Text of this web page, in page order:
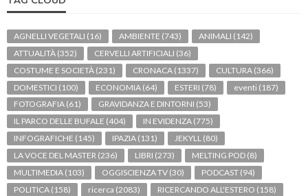
AGNELLI VEGETALI (16) AMBIENTE (743) ANIMALI (142)
ATTUALITÀ (352) CERVELLI ARTIFICIALI (36)
COSTUME E SOCIETÀ (231) CRONACA (1337) CULTURA (366)
DOMESTICI (100) ECONOMIA (64) ESTERI (78) eventi (187)
FOTOGRAFIA (61) GRAVIDANZA E DINTORNI (53)
IL PARCO DELLE BUFALE (404) IN EVIDENZA (775)
INFOGRAFICHE (145) IPAZIA (131) JEKYLL (80)
LA VOCE DEL MASTER (236) LIBRI (273) MELTING POD (8)
MULTIMEDIA (103) OGGISCIENZA TV (30) PODCAST (94)
POLITICA (158) ricerca (2083) RICERCANDO ALL'ESTERO (158)